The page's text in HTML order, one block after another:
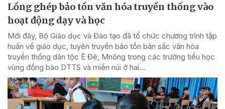
Lồng ghép bảo tồn văn hóa truyền thống vào
hoạt động dạy và học
Mới đây, Bộ Giáo dục và Đào tạo đã tổ chức chương trình tập
huấn về giáo dục, tuyên truyền bảo tồn bản sắc văn hóa
truyền thống dân tộc Ê Đê, Mnông trong các trường tiểu học
vùng đồng bào DTTS và miền núi ở hai...